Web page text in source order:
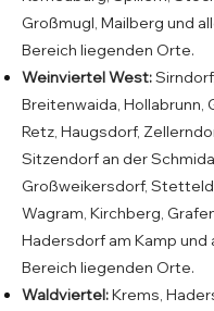
Großmugl, Mailberg und
Bereich liegenden Orte.
Weinviertel West:
Breitenwaida, Hollabrunn,
Retz, Haugsdorf,
Sitzendorf an der
Großweikersdorf,
Wagram, Kirchberg,
Hadersdorf am Kamp und
Bereich liegenden Orte.
Waldviertel:Krems,